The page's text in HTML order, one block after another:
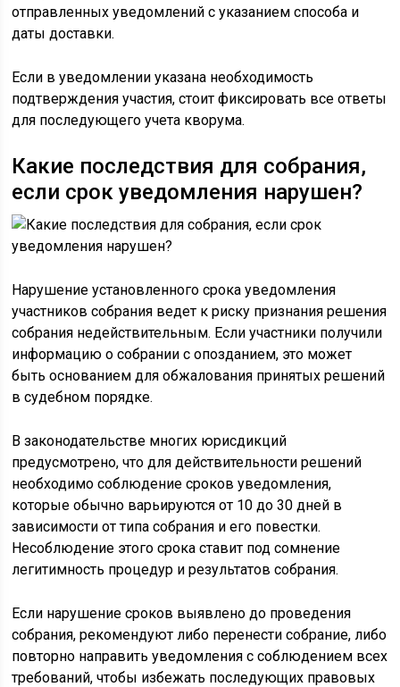
отправленных уведомлений с указанием способа и
даты доставки.
Если в уведомлении указана необходимость
подтверждения участия, стоит фиксировать все ответы
для последующего учета кворума.
Какие последствия для собрания,
если срок уведомления нарушен?
Нарушение установленного срока уведомления
участников собрания ведет к риску признания решения
собрания недействительным. Если участники получили
информацию о собрании с опозданием, это может
быть основанием для обжалования принятых решений
в судебном порядке.
В законодательстве многих юрисдикций
предусмотрено, что для действительности решений
необходимо соблюдение сроков уведомления,
которые обычно варьируются от 10 до 30 дней в
зависимости от типа собрания и его повестки.
Несоблюдение этого срока ставит под сомнение
легитимность процедур и результатов собрания.
Если нарушение сроков выявлено до проведения
собрания, рекомендуют либо перенести собрание, либо
повторно направить уведомления с соблюдением всех
требований, чтобы избежать последующих правовых